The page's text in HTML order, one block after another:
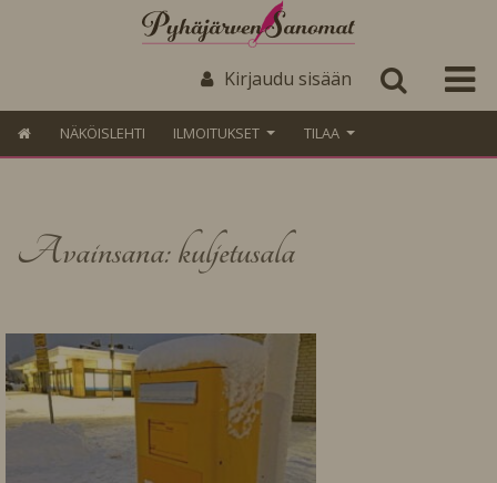
Kirjaudu sisään
NÄKÖISLEHTI ILMOITUKSET TILAA
Avainsana: kuljetusala